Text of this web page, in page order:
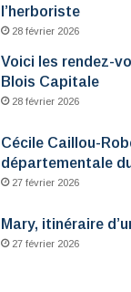
l’herboriste
28 février 2026
Voici les rendez-
Blois Capitale
28 février 2026
Cécile Caillou-
départementale
27 février 2026
Mary, itinéraire
27 février 2026